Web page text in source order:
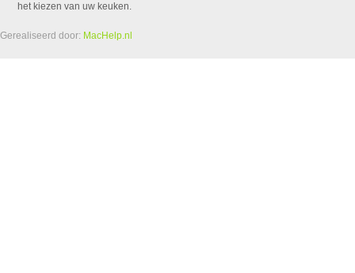
het kiezen van uw keuken.
Gerealiseerd door: MacHelp.nl